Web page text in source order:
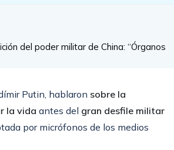
Putin, hablaron sobre la
la vida antes del gran desfile militar
por micrófonos de los medios